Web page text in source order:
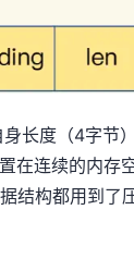
长度（4字节
在连续的内存
构都用到了